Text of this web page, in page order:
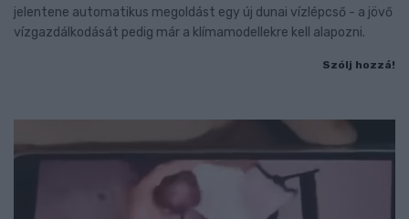
jelentene automatikus megoldást egy új dunai vízlépcső - a jövő
vízgazdálkodását pedig már a klímamodellekre kell alapozni.
Szólj hozzá!